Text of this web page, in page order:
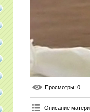
Просмотры: 0
Описание